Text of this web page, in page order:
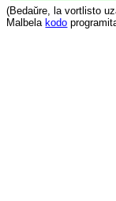
(Bedaŭre, la vortlisto
Malbela kodo